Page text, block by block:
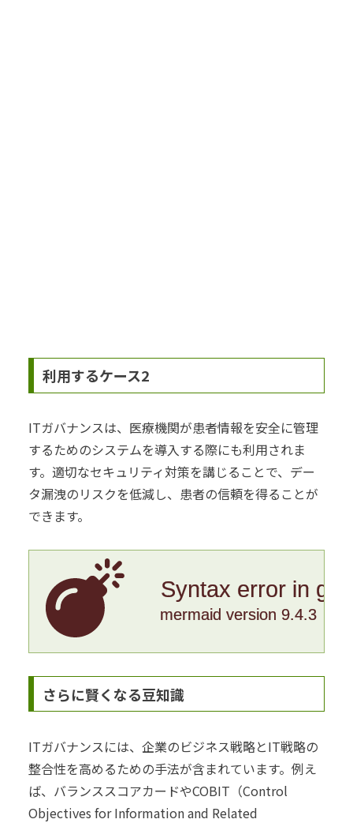
利用するケース2
ITガバナンスは、医療機関が患者情報を安全に管理
するためのシステムを導入する際にも利用されま
す。適切なセキュリティ対策を講じることで、デー
タ漏洩のリスクを低減し、患者の信頼を得ることが
できます。
Syntax error in
mermaid version 9.4.3
さらに賢くなる豆知識
ITガバナンスには、企業のビジネス戦略とIT戦略の
整合性を高めるための手法が含まれています。例え
ば、バランススコアカードやCOBIT（Control
Objectives for Information and Related